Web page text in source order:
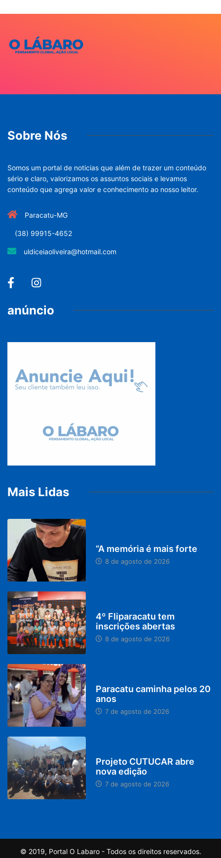
Sobre Nós
Somos um portal de noticias que além de trazer um conteúdo
sério e claro, valorizamos os assuntos sociais e levamos
conteúdo que agrega valor e conhecimento ao nosso leitor.
Paracatu-MG
(38) 99915-4652
uldiceiaoliveira@hotmail.com
anúncio
Mais Lidas
“A memória é mais forte
8 de agosto de 2026
4º Fliparacatu tem
inscrições abertas
8 de agosto de 2026
Paracatu caminha pelos 20
anos
7 de agosto de 2026
Projeto CUTUCAR abre
nova edição
7 de agosto de 2026
© 2019, Portal O Labaro - Todos os direitos reservados.